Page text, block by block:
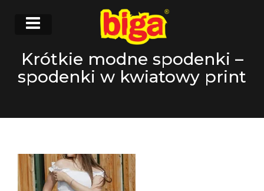
Krótkie modne spodenki –
spodenki w kwiatowy print